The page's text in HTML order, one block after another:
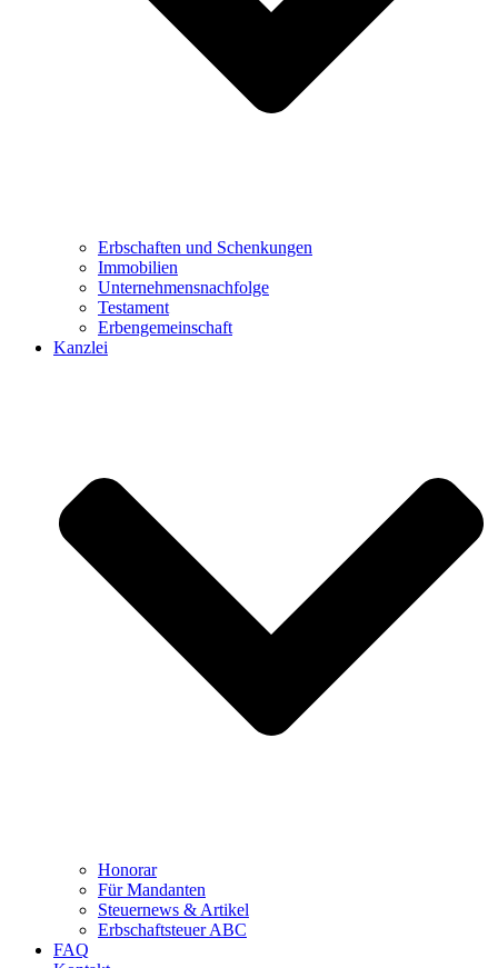
Erbschaften und Schenkungen
Immobilien
Unternehmensnachfolge
Testament
Erbengemeinschaft
Kanzlei
Honorar
Für Mandanten
Steuernews & Artikel
Erbschaftsteuer ABC
FAQ